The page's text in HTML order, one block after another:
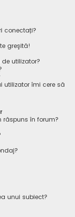
conectați?
greşită!
utilizator?
utilizator îmi cere să
în forum?
unui subiect?